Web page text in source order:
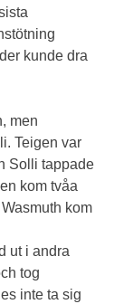
kunde dra
men
Teigen var
Solli tappade
kom tvåa
kom
ut i andra
tog
inte ta sig